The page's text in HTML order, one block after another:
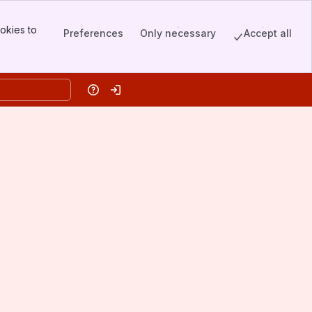
to
Preferences Only necessary Accept all
HelpLog in